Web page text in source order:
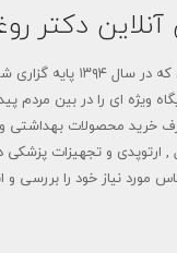
آنلاین دکتر
اولین داروخانه
ویژه ای را در بین مردم
خرید محصولات
و تجهیزات پزشکی
نیاز خود را بررسی و